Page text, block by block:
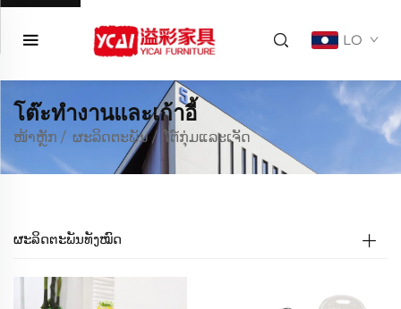
LO
โต๊ะทำงานและเก้าอี้
ໜ້າຫຼັກ / ຜະລິດຕະພັນ/ ໂຕ໌ກຸ່ມແລະເຈັດ
ຜະລິດຕະພັນທັງໝົດ